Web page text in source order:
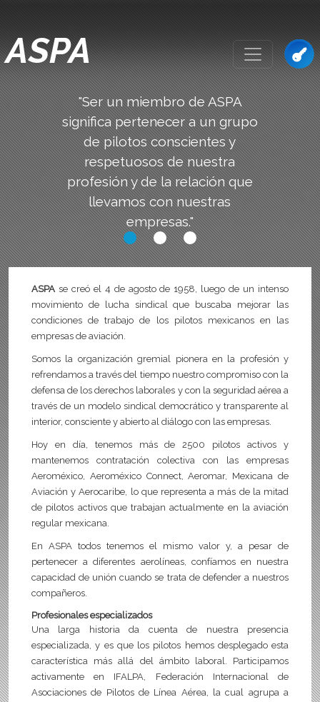
ASPA
"Ser un miembro de ASPA
significa pertenecer a un grupo
de pilotos conscientes y
respetuosos de nuestra
profesión y de la relación que
llevamos con nuestras
empresas."
ASPA se creó el 4 de agosto de 1958, luego de un intenso
movimiento de lucha sindical que buscaba mejorar las
condiciones de trabajo de los pilotos mexicanos en las
empresas de aviación.
Somos la organización gremial pionera en la profesión y
refrendamos a través del tiempo nuestro compromiso con la
defensa de los derechos laborales y con la seguridad aérea a
través de un modelo sindical democrático y transparente al
interior, consciente y abierto al diálogo con las empresas.
Hoy en día, tenemos más de 2500 pilotos activos y
mantenemos contratación colectiva con las empresas
Aeroméxico, Aeroméxico Connect, Aeromar, Mexicana de
Aviación y Aerocaribe, lo que representa a más de la mitad
de pilotos activos que trabajan actualmente en la aviación
regular mexicana.
En ASPA todos tenemos el mismo valor y, a pesar de
pertenecer a diferentes aerolíneas, confíamos en nuestra
capacidad de unión cuando se trata de defender a nuestros
compañeros.
Profesionales especializados
Una larga historia da cuenta de nuestra presencia
especializada, y es que los pilotos hemos desplegado esta
característica más allá del ámbito laboral. Participamos
activamente en IFALPA, Federación Internacional de
Asociaciones de Pilotos de Línea Aérea, la cual agrupa a